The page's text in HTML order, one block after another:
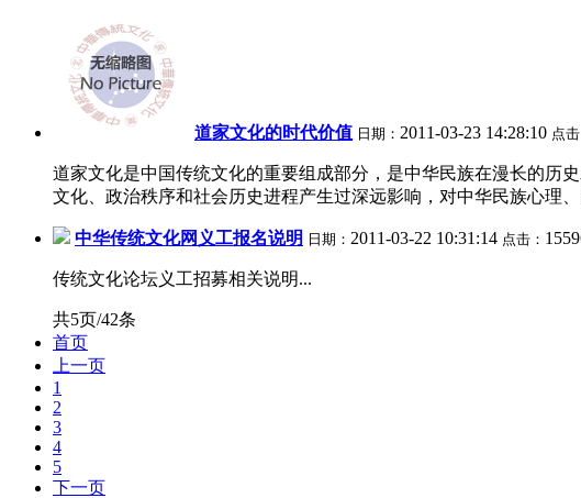
道家文化的时代价值 日期： 2011-03-23 14:28:10 点击
道家文化是中国传统文化的重要组成部分，是中华民族在漫长的历
文化、政治秩序和社会历史进程产生过深远影响，对中华民族心理
中华传统文化网义工报名说明 日期： 2011-03-22 10:31:14 点击：
传统文化论坛义工招募相关说明...
共5页/42条
首页
上一页
1
2
3
4
5
下一页